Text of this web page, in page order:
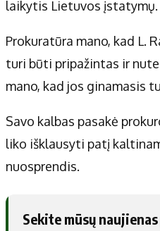
laikytis Lietuvos įstatymų.
Prokuratūra mano, kad L.
turi būti pripažintas ir
mano, kad jos ginamasis
Savo kalbas pasakė
liko išklausyti patį
nuosprendis.
Sekite mūsų